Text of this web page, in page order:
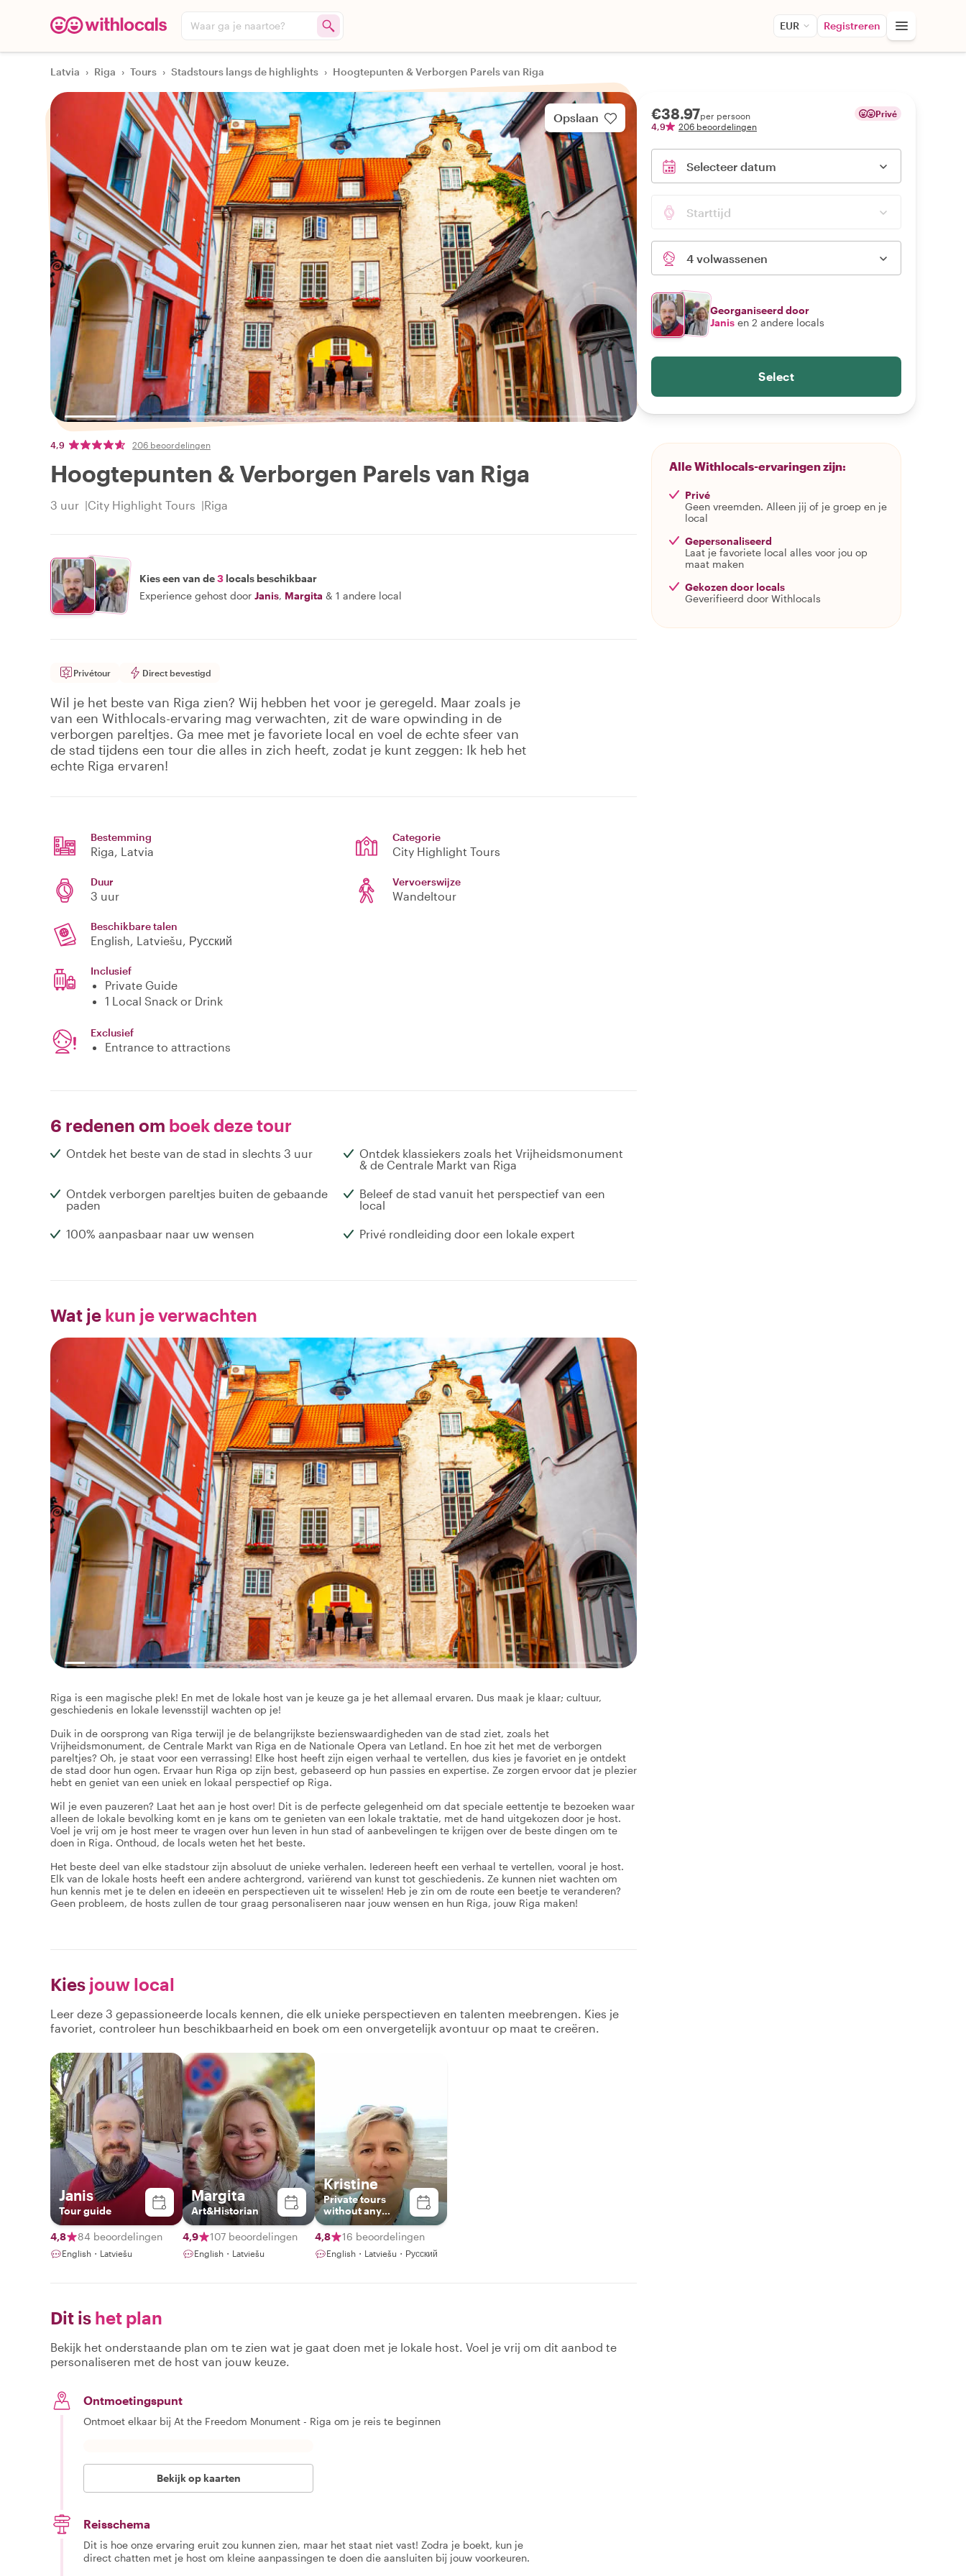
Waar ga je naartoe? EUR Registreren
Latvia › Riga › Tours › Stadstours langs de highlights › Hoogtepunten & Verborgen Parels van Riga
Opslaan
4,9 206 beoordelingen
Hoogtepunten & Verborgen Parels van Riga
3 uur City Highlight Tours Riga
Kies een van de3 locals beschikbaar
Experience gehost door Janis, Margita & 1 andere local
Privétour Direct bevestigd
Wil je het beste van Riga zien? Wij hebben het voor je geregeld. Maar zoals je
van een Withlocals-ervaring mag verwachten, zit de ware opwinding in de
verborgen pareltjes. Ga mee met je favoriete local en voel de echte sfeer van
de stad tijdens een tour die alles in zich heeft, zodat je kunt zeggen: Ik heb het
echte Riga ervaren!
Bestemming
Riga, Latvia
Categorie
City Highlight Tours
Duur
3 uur
Vervoerswijze
Wandeltour
Beschikbare talen
English, Latviešu, Русский
Inclusief
Private Guide
1 Local Snack or Drink
Exclusief
Entrance to attractions
6 redenen om boek deze tour
Ontdek het beste van de stad in slechts 3 uur
Ontdek klassiekers zoals het Vrijheidsmonument
& de Centrale Markt van Riga
Ontdek verborgen pareltjes buiten de gebaande
paden
Beleef de stad vanuit het perspectief van een
local
100% aanpasbaar naar uw wensen Privé rondleiding door een lokale expert
Wat je kun je verwachten
Riga is een magische plek! En met de lokale host van je keuze ga je het allemaal ervaren. Dus maak je klaar; cultuur,
geschiedenis en lokale levensstijl wachten op je!
Duik in de oorsprong van Riga terwijl je de belangrijkste bezienswaardigheden van de stad ziet, zoals het
Vrijheidsmonument, de Centrale Markt van Riga en de Nationale Opera van Letland. En hoe zit het met de verborgen
pareltjes? Oh, je staat voor een verrassing! Elke host heeft zijn eigen verhaal te vertellen, dus kies je favoriet en je ontdekt
de stad door hun ogen. Ervaar hun Riga op zijn best, gebaseerd op hun passies en expertise. Ze zorgen ervoor dat je plezier
hebt en geniet van een uniek en lokaal perspectief op Riga.
Wil je even pauzeren? Laat het aan je host over! Dit is de perfecte gelegenheid om dat speciale eettentje te bezoeken waar
alleen de lokale bevolking komt en je kans om te genieten van een lokale traktatie, met de hand uitgekozen door je host.
Voel je vrij om je host meer te vragen over hun leven in hun stad of aanbevelingen te krijgen over de beste dingen om te
doen in Riga. Onthoud, de locals weten het het beste.
Het beste deel van elke stadstour zijn absoluut de unieke verhalen. Iedereen heeft een verhaal te vertellen, vooral je host.
Elk van de lokale hosts heeft een andere achtergrond, variërend van kunst tot geschiedenis. Ze kunnen niet wachten om
hun kennis met je te delen en ideeën en perspectieven uit te wisselen! Heb je zin om de route een beetje te veranderen?
Geen probleem, de hosts zullen de tour graag personaliseren naar jouw wensen en hun Riga, jouw Riga maken!
Kies jouw local
Leer deze 3 gepassioneerde locals kennen, die elk unieke perspectieven en talenten meebrengen. Kies je
favoriet, controleer hun beschikbaarheid en boek om een onvergetelijk avontuur op maat te creëren.
Janis
Tour guide
4,8 84 beoordelingen
English・Latviešu
Margita
Art&Historian
4,9 107 beoordelingen
English・Latviešu
Kristine
Private tours
without any
haste
4,8
16 beoordelingen
English・Latviešu・Русский
Dit is het plan
Bekijk het onderstaande plan om te zien wat je gaat doen met je lokale host. Voel je vrij om dit aanbod te
personaliseren met de host van jouw keuze.
Ontmoetingspunt
Ontmoet elkaar bij At the Freedom Monument - Riga om je reis te beginnen
Bekijk op kaarten
Reisschema
Dit is hoe onze ervaring eruit zou kunnen zien, maar het staat niet vast! Zodra je boekt, kun je
direct chatten met je host om kleine aanpassingen te doen die aansluiten bij jouw voorkeuren.
€38.97per persoon
4,9
206 beoordelingen
Privé
Selecteer datum
Starttijd
4 volwassenen
Georganiseerd door
Janis en 2 andere locals
Select
Alle Withlocals-ervaringen zijn:
Privé
Geen vreemden. Alleen jij of je groep en je
local
Gepersonaliseerd
Laat je favoriete local alles voor jou op
maat maken
Gekozen door locals
Geverifieerd door Withlocals